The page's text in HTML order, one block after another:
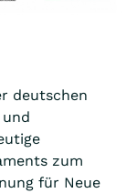
deutschen
zum
für Neue